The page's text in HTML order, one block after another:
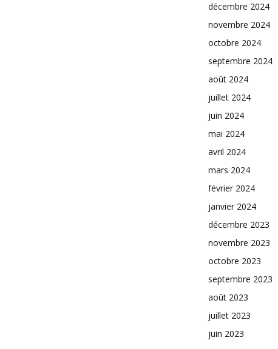
décembre 2024
novembre 2024
octobre 2024
septembre 2024
août 2024
juillet 2024
juin 2024
mai 2024
avril 2024
mars 2024
février 2024
janvier 2024
décembre 2023
novembre 2023
octobre 2023
septembre 2023
août 2023
juillet 2023
juin 2023